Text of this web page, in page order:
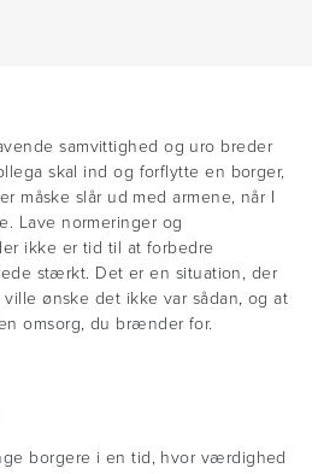
samvittighed og uro breder
skal ind og forflytte en borger,
måske slår ud med armene, når I
Lave normeringer og
ikke er tid til at forbedre
stærkt. Det er en situation, der
ville ønske det ikke var sådan, og at
omsorg, du brænder for.
borgere i en tid, hvor værdighed